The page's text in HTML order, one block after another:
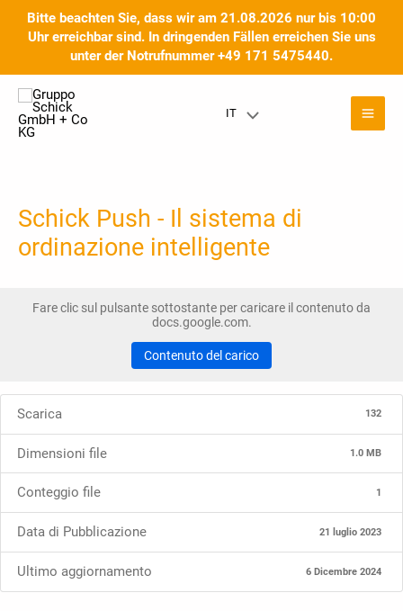
Bitte beachten Sie, dass wir am 21.08.2026 nur bis 10:00
Uhr erreichbar sind. In dringenden Fällen erreichen Sie uns
unter der Notrufnummer +49 171 5475440.
contenuto
IT Menu
Schick Push - Il sistema di
ordinazione intelligente
Fare clic sul pulsante sottostante per caricare il contenuto da
docs.google.com.
Contenuto del carico
Scarica 132
Dimensioni file 1.0 MB
Conteggio file 1
Data di Pubblicazione 21 luglio 2023
Ultimo aggiornamento 6 Dicembre 2024